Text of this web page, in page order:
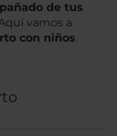
de tus
vamos a
con niños.